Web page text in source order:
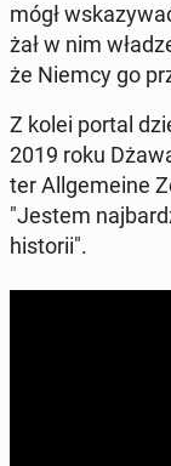
mógł
żał w nim
że Niemcy go
Z kolei portal
2019 roku
ter Al­l­ge­me­ine
"Jestem
hi­sto­rii".